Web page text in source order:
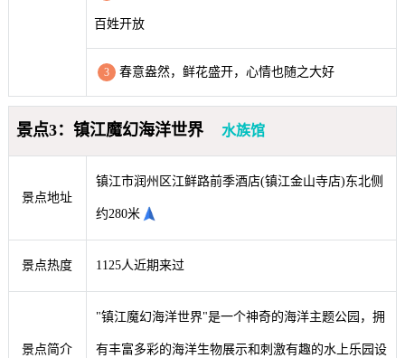
百姓开放
3 春意盎然，鲜花盛开，心情也随之大好
景点3：镇江魔幻海洋世界 水族馆
景点地址
镇江市润州区江鲜路前季酒店(镇江金山寺店)东北侧
约280米
景点热度 1125人近期来过
景点简介
"镇江魔幻海洋世界"是一个神奇的海洋主题公园，拥
有丰富多彩的海洋生物展示和刺激有趣的水上乐园设